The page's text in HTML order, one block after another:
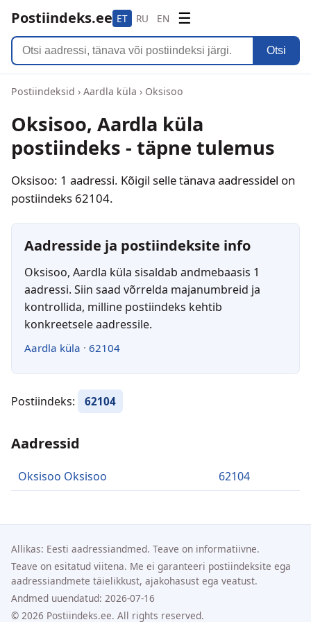
Postiindeks.ee ET RU EN ☰
Otsi
Postiindeksid › Aardla küla › Oksisoo
Oksisoo, Aardla küla
postiindeks - täpne tulemus
Oksisoo: 1 aadressi. Kõigil selle tänava aadressidel on
postiindeks 62104.
Aadresside ja postiindeksite info
Oksisoo, Aardla küla sisaldab andmebaasis 1
aadressi. Siin saad võrrelda majanumbreid ja
kontrollida, milline postiindeks kehtib
konkreetsele aadressile.
Aardla küla · 62104
Postiindeks: 62104
Aadressid
Oksisoo Oksisoo 62104
Allikas: Eesti aadressiandmed. Teave on informatiivne.
Teave on esitatud viitena. Me ei garanteeri postiindeksite ega
aadressiandmete täielikkust, ajakohasust ega veatust.
Andmed uuendatud: 2026-07-16
© 2026 Postiindeks.ee. All rights reserved.